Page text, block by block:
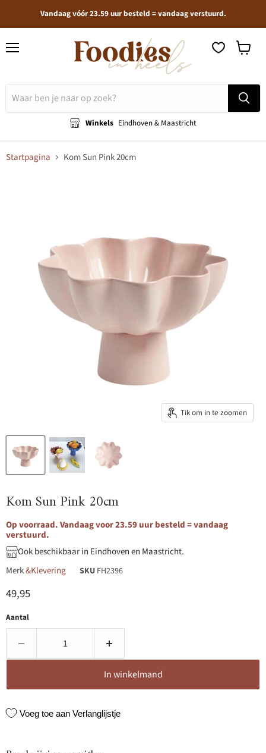
Vandaag vóór 23.59 uur besteld = vandaag verstuurd.
Winkels Eindhoven & Maastricht
Startpagina Kom Sun Pink 20cm
Tik om in te zoomen
Kom Sun Pink 20cm
Op voorraad. Vandaag voor 23.59 uur besteld = vandaag
verstuurd.
Ook beschikbaar in Eindhoven en Maastricht.
Merk&Klevering SKU FH2396
Huidige prijs
49,95
Aantal
In winkelmand
Voeg toe aan Verlanglijstje